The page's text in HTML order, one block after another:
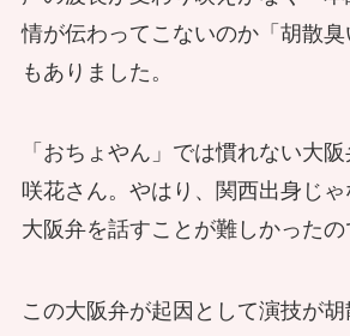
情が伝わってこないのか「胡散
もありました。
「おちょやん」では慣れない大
咲花さん。やはり、関西出身じ
大阪弁を話すことが難しかったの
この大阪弁が起因として演技が